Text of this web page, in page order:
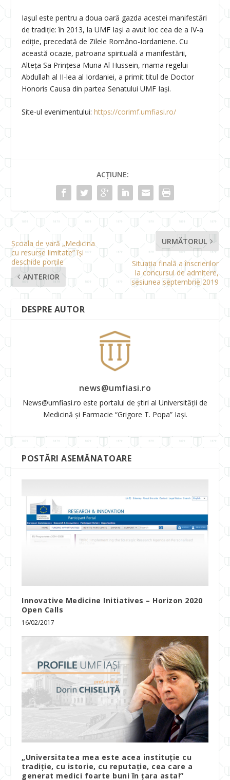
Iașul este pentru a doua oară gazda acestei manifestări
de tradiție: în 2013, la UMF Iași a avut loc cea de a IV-a
ediție, precedată de Zilele Româno-Iordaniene. Cu
această ocazie, patroana spirituală a manifestării,
Alteța Sa Prinţesa Muna Al Hussein, mama regelui
Abdullah al II-lea al Iordaniei, a primit titul de Doctor
Honoris Causa din partea Senatului UMF Iași.
Site-ul evenimentului:https://corimf.umfiasi.ro/
ACȚIUNE:
Școala de vară „Medicina
cu resurse limitate” își
deschide porțile
ANTERIOR
URMĂTORUL
Situația finală a înscrierilor
la concursul de admitere,
sesiunea septembrie 2019
DESPRE AUTOR
news@umfiasi.ro
News@umfiasi.ro este portalul de știri al Universității de
Medicină și Farmacie “Grigore T. Popa” Iași.
POSTĂRI ASEMĂNATOARE
Innovative Medicine Initiatives – Horizon 2020
Open Calls
16/02/2017
„Universitatea mea este acea instituție cu
tradiție, cu istorie, cu reputație, cea care a
generat medici foarte buni în țara asta!”